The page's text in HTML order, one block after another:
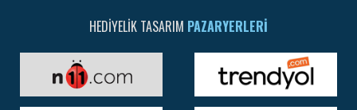
HEDIYELIK TASARIM PAZARYERLERI